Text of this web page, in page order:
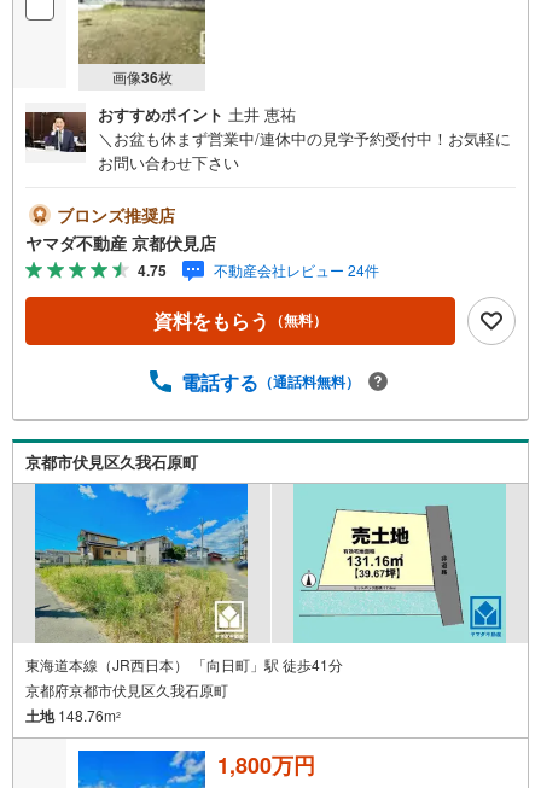
画像36枚
おすすめポイント 土井 恵祐
＼お盆も休まず営業中/連休中の見学予約受付中！お気軽に
お問い合わせ下さい
ブロンズ推奨店
ヤマダ不動産 京都伏見店
4.75 不動産会社レビュー 24件
資料をもらう （無料）
電話する （通話料無料）
京都市伏見区久我石原町
東海道本線（JR西日本） 「向日町」駅 徒歩41分
京都府京都市伏見区久我石原町
土地148.76m2
1,800万円